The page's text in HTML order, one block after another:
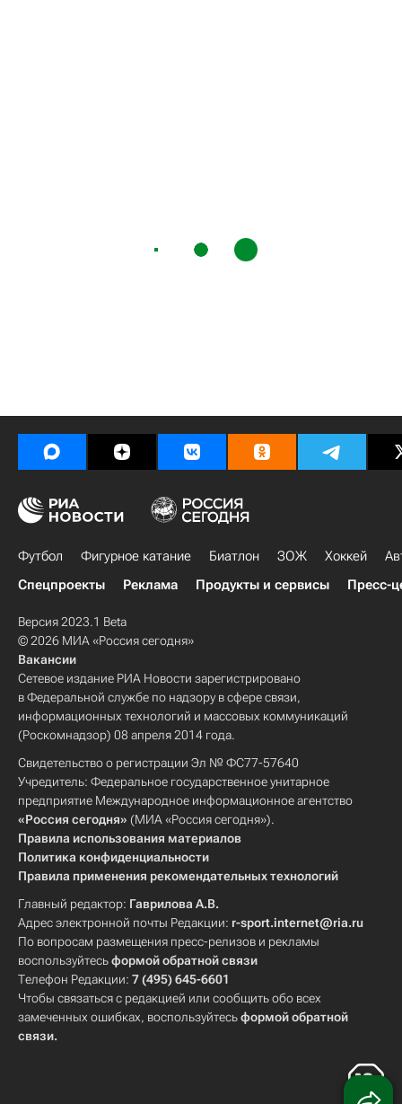
Футбол Фигурное катание Биатлон ЗОЖ Хоккей
Спецпроекты
Реклама Продукты и сервисы Пресс-
Версия 2023.1 Beta
© 2026 МИА «Россия сегодня»
Вакансии
Сетевое издание РИА Новости зарегистрировано
в Федеральной службе по надзору в сфере связи,
информационных технологий и массовых коммуникаций
(Роскомнадзор) 08 апреля 2014 года.
Свидетельство о регистрации Эл № ФС77-57640
Учредитель: Федеральное государственное унитарное
предприятие Международное информационное агентство
«Россия сегодня» (МИА «Россия сегодня»).
Правила использования материалов
Политика конфиденциальности
Правила применения рекомендательных технологий
Главный редактор: Гаврилова А.В.
Адрес электронной почты Редакции: r-sport.internet@ria.ru
По вопросам размещения пресс-релизов и рекламы
воспользуйтесьформой обратной связи
Телефон Редакции: 7 (495) 645-6601
Чтобы связаться с редакцией или сообщить обо всех
замеченных ошибках, воспользуйтесьформой обратной
связи.